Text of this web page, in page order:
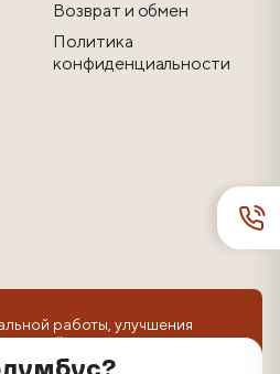
Возврат и обмен
Политика
конфиденциальности
работы, улучшения
на сайте используются
использование веб-